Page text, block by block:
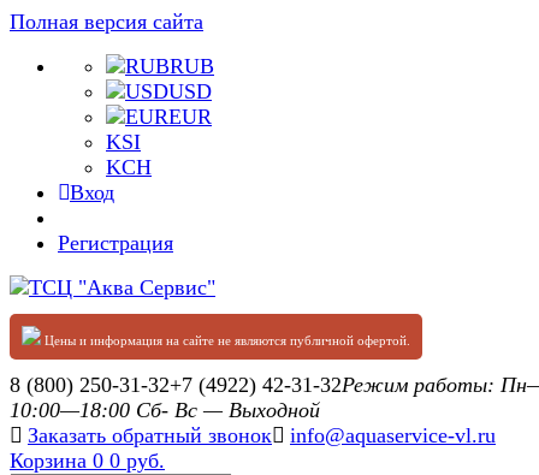
Полная версия сайта
RUB
USD
EUR
KSI
KCH
Вход
Регистрация
Цены и информация на сайте не являются публичной офертой.
8 (800) 250-31-32+7 (4922) 42-31-32Режим работы:
10:00—18:00 Сб- Вс — Выходной
Заказать обратный звонок
info@aquaservice-vl.ru
Корзина 0 0 руб.